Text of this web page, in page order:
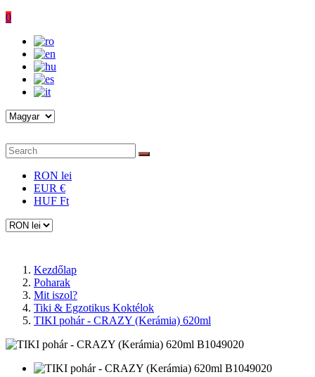
0
RON lei
EUR €
HUF Ft
Kezdőlap
Poharak
Mit iszol?
Tiki & Egzotikus Koktélok
TIKI pohár - CRAZY (Kerámia) 620ml